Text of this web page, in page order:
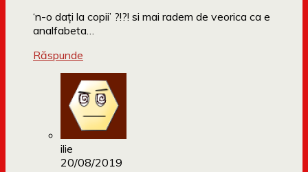
‘n-o dați la copii’ ?!?! si mai radem de veorica ca e
analfabeta…
Răspunde
ilie
20/08/2019